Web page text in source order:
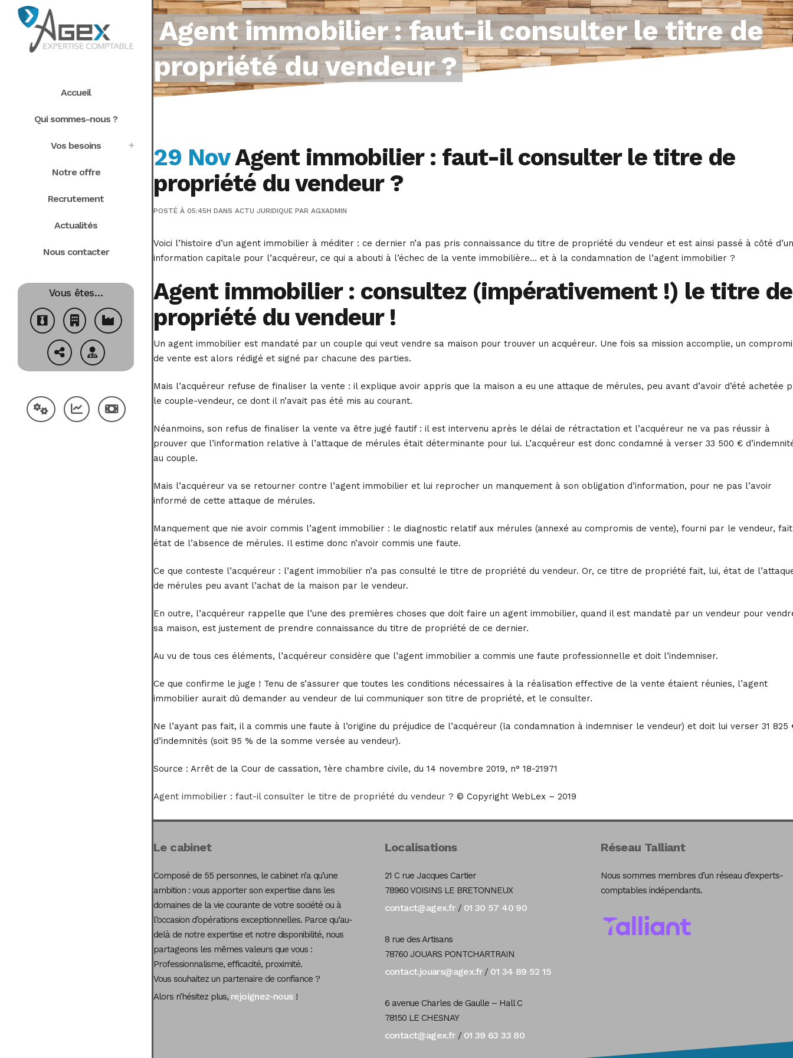
Accueil
Qui sommes-nous ?
Vos besoins
Notre offre
Recrutement
Actualités
Nous contacter
Vous êtes…
Agent immobilier : faut-il consulter le titre de
propriété du vendeur ?
29 NovAgent immobilier : faut-il consulter le titre de
propriété du vendeur ?
POSTÉ À 05:45H DANS ACTU JURIDIQUE PAR AGXADMIN
Voici l’histoire d’un agent immobilier à méditer : ce dernier n’a pas pris connaissance du titre de propriété du vendeur et est ainsi passé à côté
information capitale pour l’acquéreur, ce qui a abouti à l’échec de la vente immobilière… et à la condamnation de l’agent immobilier ?
Agent immobilier : consultez (impérativement !) le titre de
propriété du vendeur !
Un agent immobilier est mandaté par un couple qui veut vendre sa maison pour trouver un acquéreur. Une fois sa mission accomplie, un
de vente est alors rédigé et signé par chacune des parties.
Mais l’acquéreur refuse de finaliser la vente : il explique avoir appris que la maison a eu une attaque de mérules, peu avant d’avoir d’été achetée
le couple-vendeur, ce dont il n’avait pas été mis au courant.
Néanmoins, son refus de finaliser la vente va être jugé fautif : il est intervenu après le délai de rétractation et l’acquéreur ne va pas réussir à
prouver que l’information relative à l’attaque de mérules était déterminante pour lui. L’acquéreur est donc condamné à verser 33 500 €
au couple.
Mais l’acquéreur va se retourner contre l’agent immobilier et lui reprocher un manquement à son obligation d’information, pour ne pas l’avoir
informé de cette attaque de mérules.
Manquement que nie avoir commis l’agent immobilier : le diagnostic relatif aux mérules (annexé au compromis de vente), fourni par le vendeur, fait
état de l’absence de mérules. Il estime donc n’avoir commis une faute.
Ce que conteste l’acquéreur : l’agent immobilier n’a pas consulté le titre de propriété du vendeur. Or, ce titre de propriété fait, lui, état de
de mérules peu avant l’achat de la maison par le vendeur.
En outre, l’acquéreur rappelle que l’une des premières choses que doit faire un agent immobilier, quand il est mandaté par un vendeur pour
sa maison, est justement de prendre connaissance du titre de propriété de ce dernier.
Au vu de tous ces éléments, l’acquéreur considère que l’agent immobilier a commis une faute professionnelle et doit l’indemniser.
Ce que confirme le juge ! Tenu de s’assurer que toutes les conditions nécessaires à la réalisation effective de la vente étaient réunies, l’agent
immobilier aurait dû demander au vendeur de lui communiquer son titre de propriété, et le consulter.
Ne l’ayant pas fait, il a commis une faute à l’origine du préjudice de l’acquéreur (la condamnation à indemniser le vendeur) et doit lui verser 31 825
d’indemnités (soit 95 % de la somme versée au vendeur).
Source : Arrêt de la Cour de cassation, 1ère chambre civile, du 14 novembre 2019, n° 18-21971
Agent immobilier : faut-il consulter le titre de propriété du vendeur ? © Copyright WebLex – 2019
Le cabinet
Composé de 55 personnes, le cabinet n’a qu’une
ambition : vous apporter son expertise dans les
domaines de la vie courante de votre société ou à
l’occasion d’opérations exceptionnelles. Parce qu’au-
delà de notre expertise et notre disponibilité, nous
partageons les mêmes valeurs que vous :
Professionnalisme, efficacité, proximité.
Vous souhaitez un partenaire de confiance ?
Alors n’hésitez plus, rejoignez-nous!
Localisations
21 C rue Jacques Cartier
78960 VOISINS LE BRETONNEUX
contact@agex.fr/ 01 30 57 40 90
8 rue des Artisans
78760 JOUARS PONTCHARTRAIN
contact.jouars@agex.fr/ 01 34 89 52 15
6 avenue Charles de Gaulle – Hall C
78150 LE CHESNAY
contact@agex.fr/ 01 39 63 33 80
Réseau Talliant
Nous sommes membres d’un réseau d’experts-
comptables indépendants.